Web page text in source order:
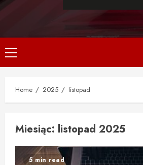
Primary
Menu
Home 2025 listopad
Miesiąc: listopad 2025
5 min read